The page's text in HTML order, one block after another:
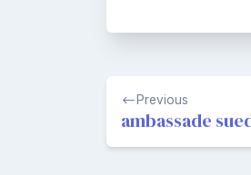
Navigation
de
l’article
Previous
ambassade